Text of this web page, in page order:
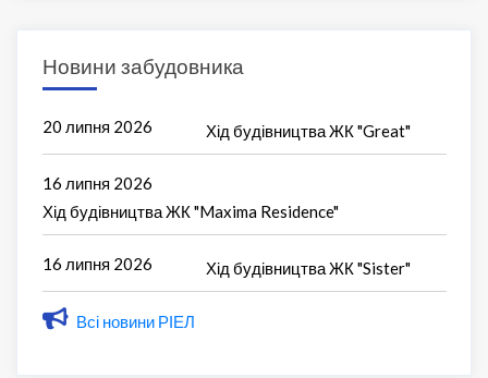
Новини забудовника
20 липня 2026 Хід будівництва ЖК "Great"
16 липня 2026
Хід будівництва ЖК "Maxima Residence"
16 липня 2026 Хід будівництва ЖК "Sister"
Всі новини РІЕЛ